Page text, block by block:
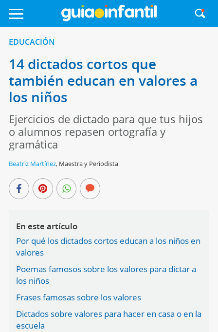
EDUCACIÓN
14 dictados cortos que
también educan en valores a
los niños
Ejercicios de dictado para que tus hijos
o alumnos repasen ortografía y
gramática
Beatriz Martínez, Maestra y Periodista
En este artículo
Por qué los dictados cortos educan a los niños en
valores
Poemas famosos sobre los valores para dictar a
los niños
Frases famosas sobre los valores
Dictados sobre valores para hacer en casa o en la
escuela